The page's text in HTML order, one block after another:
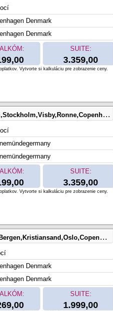
Denmark
Denmark
SUITE:
3.359,00
Vytvorte si kalkuláciu pre zobrazenie ceny.
SUITE:
3.359,00
Vytvorte si kalkuláciu pre zobrazenie ceny.
Denmark
Denmark
SUITE:
1.999,00